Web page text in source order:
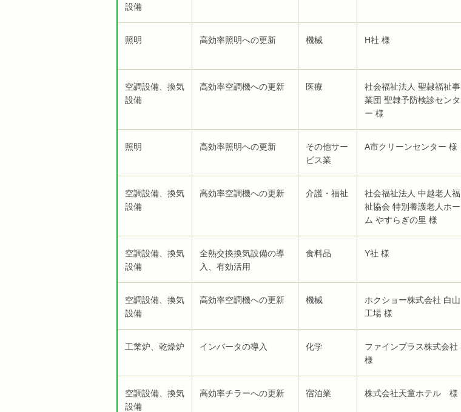
設備
照明 高効率照明への更新 機械 H社 様
空調設備、換気
設備
高効率空調機への更新 医療
社会福祉法人 聖隷福祉事
業団 聖隷予防検診センタ
ー 様
照明 高効率照明への更新
その他サー
ビス業
A市クリーンセンター 様
空調設備、換気
設備
高効率空調機への更新 介護・福祉
社会福祉法人 中越老人福
祉協会 特別養護老人ホー
ム やすらぎの里 様
空調設備、換気
設備
全熱交換換気設備の導
入、有効活用
食料品 Y社 様
空調設備、換気
設備
高効率空調機への更新 機械
ホクショー株式会社 白山
工場 様
工業炉、乾燥炉 インバータの導入 化学
ファインプラス株式会社
様
空調設備、換気
設備
高効率チラーへの更新 宿泊業 株式会社天童ホテル 様